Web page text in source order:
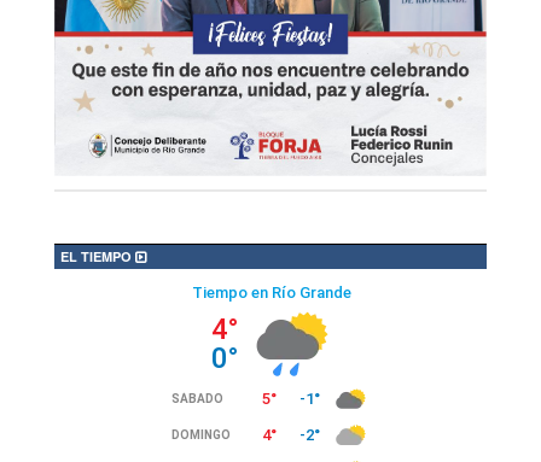
EL TIEMPO